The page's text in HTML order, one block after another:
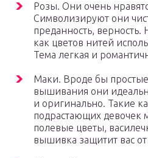
Розы. Они очень
Символизируют они
преданность,
как цветов нитей
Тема легкая и
Маки. Вроде бы
вышивания они
и оригинально. Такие
подрастающих девочек
полевые цветы,
вышивка защитит вас